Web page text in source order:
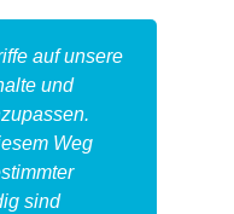
auf unsere
und
Weg
sind